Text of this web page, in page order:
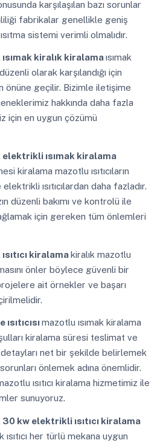
karşılaşılan bazı sorunlar
fabrikalar genellikle geniş
sistemi verimli olmalıdır.
ısımak kiralık kiralamaısımak
olarak karşılandığı için
önüne geçilir. Bizimle iletişime
hakkında daha fazla
için en uygun çözümü
elektrikli ısımak kiralama
kiralama mazotlu ısıtıcıların
ısıtıcılardan daha fazladır.
düzenli bakımı ve kontrolü ile
için gereken tüm önlemleri
kiralamakiralık mazotlu
önler böylece güvenli bir
ait örnekler ve başarı
mazotlu ısımak kiralama
kiralama süresi teslimat ve
net bir şekilde belirlemek
önlemek adına önemlidir.
ısıtıcı kiralama hizmetimiz ile
sunuyoruz.
30 kw elektrikli ısıtıcı kiralama
ısıtıcı her türlü mekana uygun